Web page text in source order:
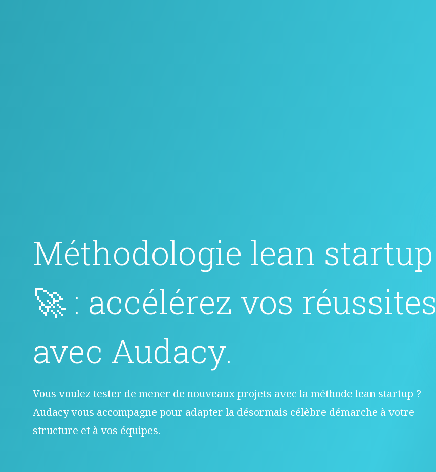
Méthodologie lean startup
🚀 : accélérez vos réussites
avec Audacy.
Vous voulez tester de mener de nouveaux projets avec la méthode lean startup ?
Audacy vous accompagne pour adapter la désormais célèbre démarche à votre
structure et à vos équipes.